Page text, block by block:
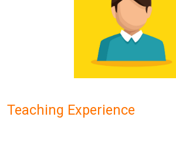
Teaching Experience